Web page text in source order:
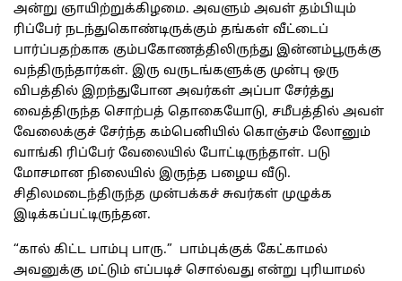
அன்று ஞாயிற்றுக்கிழமை. அவளும் அவள் தம்பியும்
ரிப்பேர் நடந்துகொண்டிருக்கும் தங்கள் வீட்டைப்
பார்ப்பதற்காக கும்பகோணத்திலிருந்து இன்னம்பூருக்கு
வந்திருந்தார்கள். இரு வருடங்களுக்கு முன்பு ஒரு
விபத்தில் இறந்துபோன அவர்கள் அப்பா சேர்த்து
வைத்திருந்த சொற்பத் தொகையோடு, சமீபத்தில் அவள்
வேலைக்குச் சேர்ந்த கம்பெனியில் கொஞ்சம் லோனும்
வாங்கி ரிப்பேர் வேலையில் போட்டிருந்தாள். படு
மோசமான நிலையில் இருந்த பழைய வீடு.
சிதிலமடைந்திருந்த முன்பக்கச் சுவர்கள் முழுக்க
இடிக்கப்பட்டிருந்தன.
“கால் கிட்ட பாம்பு பாரு.” பாம்புக்குக் கேட்காமல்
அவனுக்கு மட்டும் எப்படிச் சொல்வது என்று புரியாமல்